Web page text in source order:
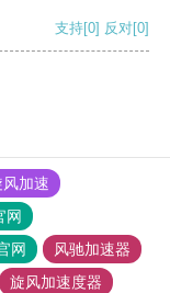
支持[0] 反对[0]
风加速
网
网
风驰加速器
旋风加速度器